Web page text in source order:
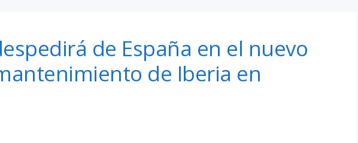
de España en el nuevo
de Iberia en